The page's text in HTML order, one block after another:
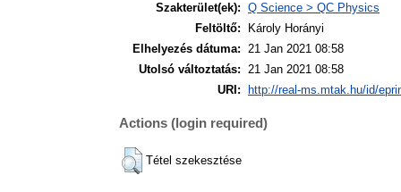
Szakterület(ek): Q Science > QC Physics
Feltöltő:
Károly Horányi
Elhelyezés dátuma: 21 Jan 2021 08:58
Utolsó változtatás: 21 Jan 2021 08:58
URI:
http://real-ms.mtak.hu/id/
Actions (login required)
Tétel szekesztése